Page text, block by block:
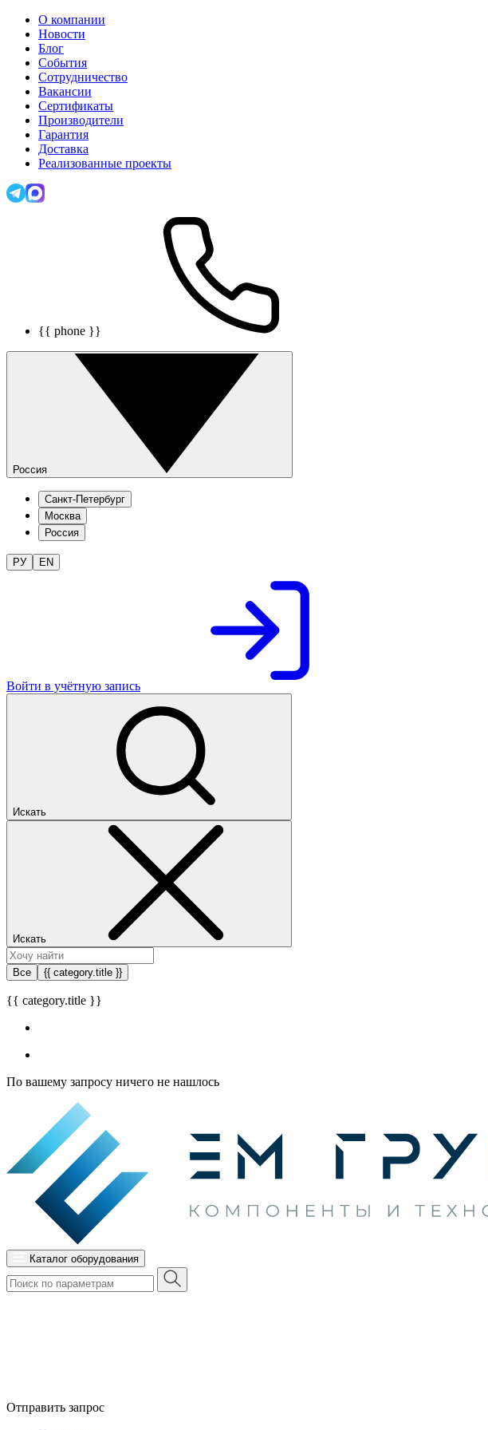
О компании
Новости
Блог
События
Сотрудничество
Вакансии
Сертификаты
Производители
Гарантия
Доставка
Реализованные проекты
{{ phone }}
Россия
Санкт-Петербург
Москва
Россия
РУ EN
Войти в учётную запись
Искать
Искать
Все {{ category.title }}
{{ category.title }}
По вашему запросу ничего не нашлось
Каталог оборудования
Отправить запрос